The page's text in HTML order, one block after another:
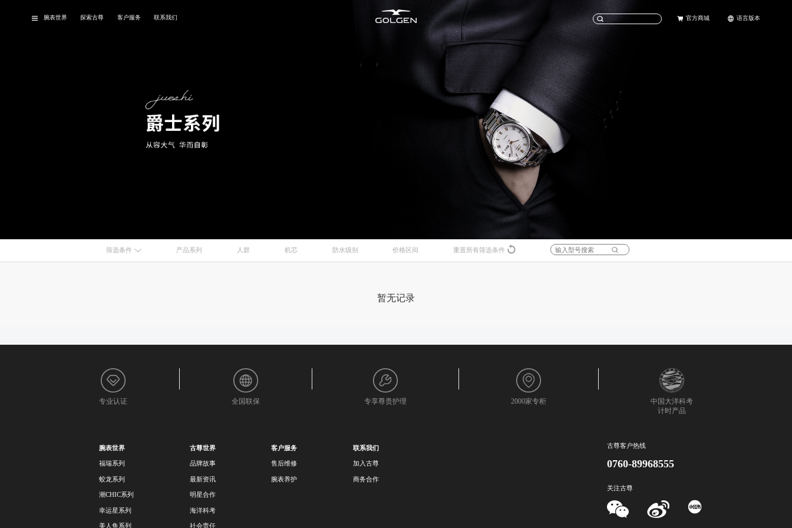
腕表世界
经典腕表
探索古尊
品牌故事 海洋科考
客户服务 联系我们
官方商城
语言版本
筛选条件 产品系列 人群 机芯 防水级别 价格区间 重置所有筛选条件
暂无记录
专业认证 全国联保 专享尊贵护理 2000家专柜
中国大洋科考
计时产品
腕表世界
福瑞系列
蛟龙系列
潮CHIC系列
幸运星系列
美人鱼系列
古尊世界
品牌故事
最新资讯
明星合作
海洋科考
社会责任
客户服务
售后维修
腕表养护
联系我们
加入古尊
商务合作
古尊客户热线
0760-89968555
关注古尊